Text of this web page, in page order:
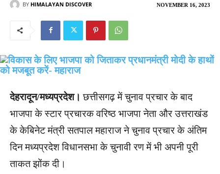
NOVEMBER 16, 2023
BY HIMALAYAN DISCOVER
देहरादून/मध्यप्रदेश। छत्तीसगढ़ में चुनाव प्रचार के बाद
भाजपा के स्टार प्रचारक वरिष्ठ भाजपा नेता और उत्तराखंड
के केबिनेट मंत्री सतपाल महाराज ने चुनाव प्रचार के अंतिम
दिन मध्यप्रदेश विधानसभा के चुनावी रण में भी अपनी पूरी
ताकत झोंक दी।